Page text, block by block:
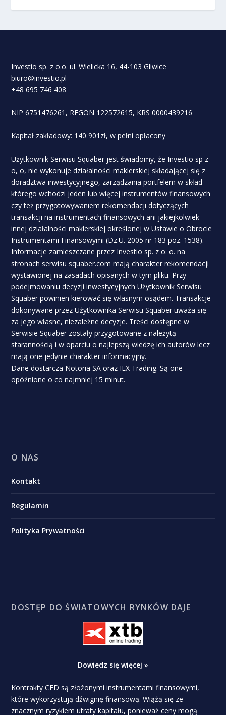
Investio sp. z o.o. ul. Wielicka 16, 44-103 Gliwice
biuro@investio.pl
+48 695 746 408
NIP 6751476261, REGON 122572615, KRS 0000439216
Kapitał zakładowy: 140 901zł, w pełni opłacony
Użytkownik Serwisu Squaber jest świadomy, że Investio sp z
o, o, nie wykonuje działalności maklerskiej składającej się z
doradztwa inwestycyjnego, zarządzania portfelem w skład
którego wchodzi jeden lub więcej instrumentów finansowych
czy też przygotowywaniem rekomendacji dotyczących
transakcji na instrumentach finansowych ani jakiejkolwiek
innej działalności maklerskiej określonej w Ustawie o Obrocie
Instrumentami Finansowymi (Dz.U. 2005 nr 183 poz. 1538).
Informacje zamieszczane przez Investio sp. z o. o. na
stronach serwisu squaber.com mają charakter rekomendacji
wystawionej na zasadach opisanych w tym pliku. Przy
podejmowaniu decyzji inwestycyjnych Użytkownik Serwisu
Squaber powinien kierować się własnym osądem. Transakcje
dokonywane przez Użytkownika Serwisu Squaber uważa się
za jego własne, niezależne decyzje. Treści dostępne w
Serwisie Squaber zostały przygotowane z należytą
starannością i w oparciu o najlepszą wiedzę ich autorów lecz
mają one jedynie charakter informacyjny.
Dane dostarcza Notoria SA oraz IEX Trading. Są one
opóźnione o co najmniej 15 minut.
O NAS
Kontakt
Regulamin
Polityka Prywatności
DOSTĘP DO ŚWIATOWYCH RYNKÓW DAJE
Dowiedz się więcej »
Kontrakty CFD są złożonymi instrumentami finansowymi,
które wykorzystują dźwignię finansową. Wiążą się ze
znacznym ryzykiem utraty kapitału, ponieważ ceny mogą